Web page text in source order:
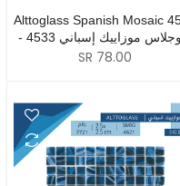
Alttoglass Spanish Mosaic
ألتوجلاس موزاييك إسباني
SR 78.00